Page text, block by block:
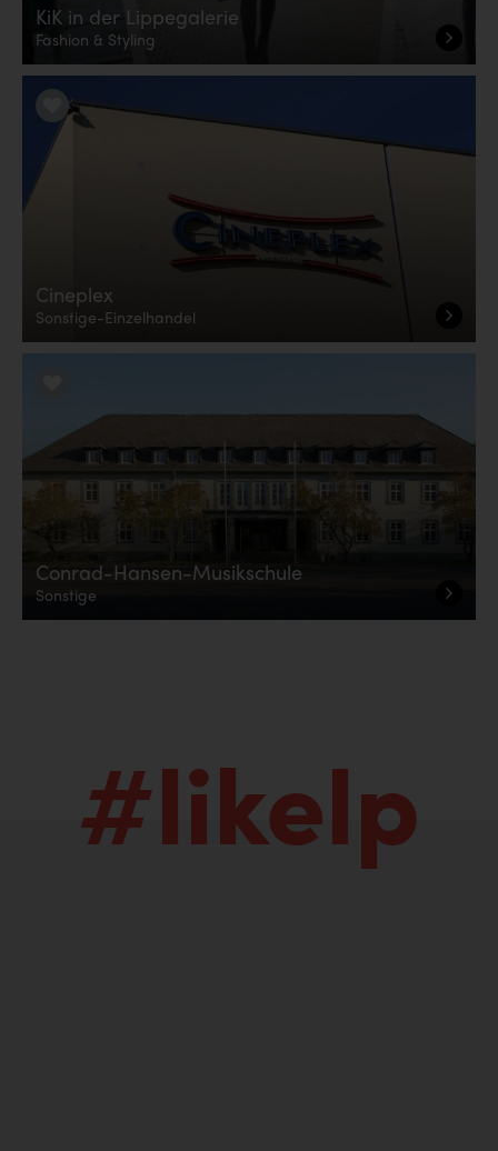
KiK in der Lippegalerie
Fashion & Styling
Cineplex
Sonstige-Einzelhandel
LiKE it!
Conrad-Hansen-Musikschule
Sonstige
#likelp